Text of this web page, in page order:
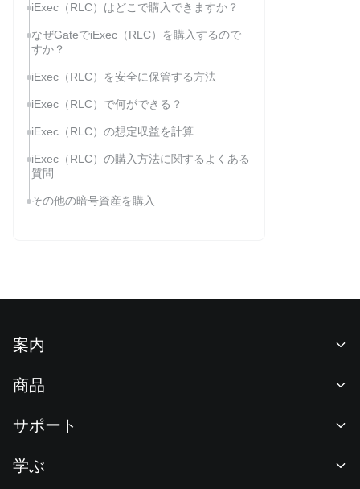
iExec（RLC）はどこで購入できますか？
なぜGateでiExec（RLC）を購入するので
すか？
iExec（RLC）を安全に保管する方法
iExec（RLC）で何ができる？
iExec（RLC）の想定収益を計算
iExec（RLC）の購入方法に関するよくある
質問
その他の暗号資産を購入
案内
ニュースルーム
F1 Oracle Red Bull Racing 公式スポンサー
商品
現物取引
サポート
学ぶ